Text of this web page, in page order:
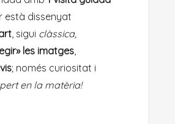
està dissenyat
, sigui clàssica,
les imatges,
; només curiositat i
en la matèria!